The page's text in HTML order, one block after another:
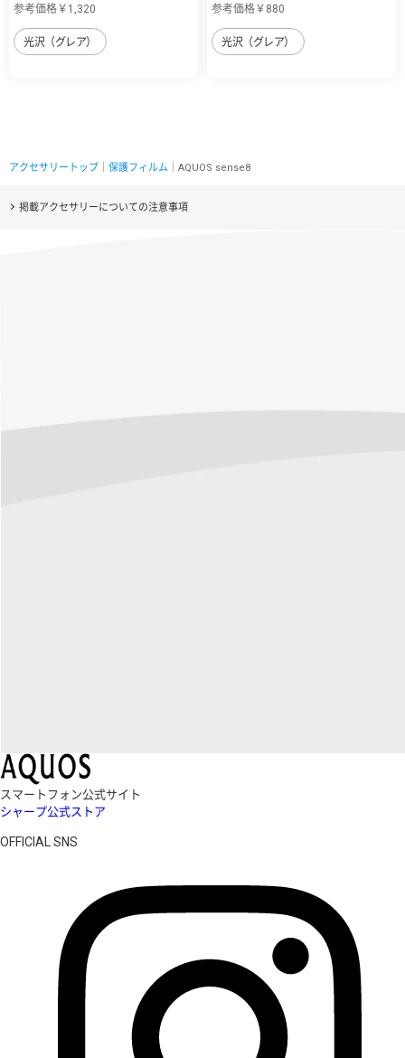
参考価格￥1,320
光沢（グレア）
参考価格￥880
光沢（グレア）
アクセサリートップ 保護フィルム ｜AQUOS sense8
掲載アクセサリーについての注意事項
スマートフォン公式サイト
シャープ公式ストア
OFFICIAL SNS